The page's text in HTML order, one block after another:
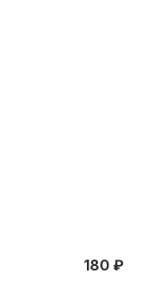
180 ₽